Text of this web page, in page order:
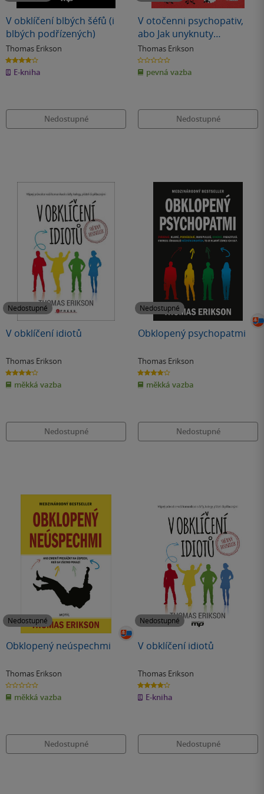
V obklíčení blbých šéfů (i
blbých podřízených)
Thomas Erikson
4.0
z
5
hvězdiček
E-kniha
Nedostupné
V otočenni psychopativ,
abo Jak unyknuty
manipuljacij z boku inšych
Thomas Erikson
0.0
z
5
hvězdiček
pevná vazba
Nedostupné
Nedostupné
V obklíčení idiotů
Thomas Erikson
4.2
z
5
hvězdiček
měkká vazba
Nedostupné
Nedostupné
Obklopený psychopatmi
Thomas Erikson
4.0
z
5
hvězdiček
měkká vazba
Nedostupné
Nedostupné
Obklopený neúspechmi
Thomas Erikson
0.0
z
5
hvězdiček
měkká vazba
Nedostupné
Nedostupné
V obklíčení idiotů
Thomas Erikson
4.2
z
5
hvězdiček
E-kniha
Nedostupné